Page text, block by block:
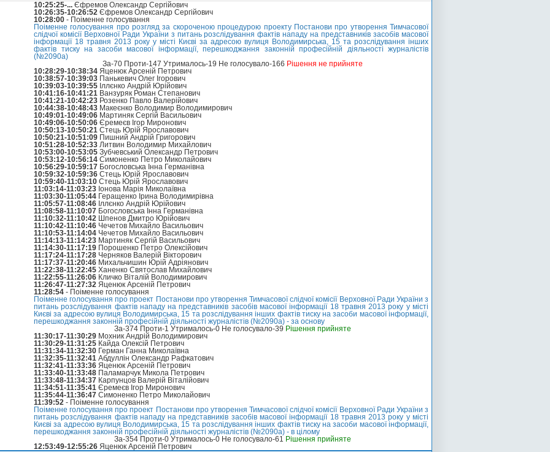
10:25:25-... Єфремов Олександр Сергійович
10:26:35-10:26:52 Єфремов Олександр Сергійович
10:28:00 - Поіменне голосування
Поіменне голосування про розгляд за скороченою процедурою проекту Постанови про утворення Тимчасової
слідчої комісії Верховної Ради України з питань розслідування фактів нападу на представників засобів масової
інформації 18 травня 2013 року у місті Києві за адресою вулиця Володимирська, 15 та розслідування інших
фактів тиску на засоби масової інформації, перешкоджання законній професійній діяльності журналістів
(№2090а)
За-70 Проти-147 Утрималось-19 Не голосувало-166 Рішення не прийняте
10:28:29-10:38:34 Яценюк Арсеній Петрович
10:38:57-10:39:03 Панькевич Олег Ігорович
10:39:03-10:39:55 Іллєнко Андрій Юрійович
10:41:16-10:41:21 Ванзуряк Роман Степанович
10:41:21-10:42:23 Розенко Павло Валерійович
10:44:38-10:48:43 Макеєнко Володимир Володимирович
10:49:01-10:49:06 Мартиняк Сергій Васильович
10:49:06-10:50:06 Єремеєв Ігор Миронович
10:50:13-10:50:21 Стець Юрій Ярославович
10:50:21-10:51:09 Пишний Андрій Григорович
10:51:28-10:52:33 Литвин Володимир Михайлович
10:53:00-10:53:05 Зубчевський Олександр Петрович
10:53:12-10:56:14 Симоненко Петро Миколайович
10:56:29-10:59:17 Богословська Інна Германівна
10:59:32-10:59:36 Стець Юрій Ярославович
10:59:40-11:03:10 Стець Юрій Ярославович
11:03:14-11:03:23 Іонова Марія Миколаївна
11:03:30-11:05:44 Геращенко Ірина Володимирівна
11:05:57-11:08:46 Іллєнко Андрій Юрійович
11:08:58-11:10:07 Богословська Інна Германівна
11:10:32-11:10:42 Шпенов Дмитро Юрійович
11:10:42-11:10:46 Чечетов Михайло Васильович
11:10:53-11:14:04 Чечетов Михайло Васильович
11:14:13-11:14:23 Мартиняк Сергій Васильович
11:14:30-11:17:19 Порошенко Петро Олексійович
11:17:24-11:17:28 Черняков Валерій Вікторович
11:17:37-11:20:46 Михальчишин Юрій Адріянович
11:22:38-11:22:45 Ханенко Святослав Михайлович
11:22:55-11:26:06 Кличко Віталій Володимирович
11:26:47-11:27:32 Яценюк Арсеній Петрович
11:28:54 - Поіменне голосування
Поіменне голосування про проект Постанови про утворення Тимчасової слідчої комісії Верховної Ради України з
питань розслідування фактів нападу на представників засобів масової інформації 18 травня 2013 року у місті
Києві за адресою вулиця Володимирська, 15 та розслідування інших фактів тиску на засоби масової інформації,
перешкоджання законній професійній діяльності журналістів (№2090а) - за основу
За-374 Проти-1 Утрималось-0 Не голосувало-39 Рішення прийняте
11:30:17-11:30:29 Мохник Андрій Володимирович
11:30:29-11:31:25 Кайда Олексій Петрович
11:31:34-11:32:30 Герман Ганна Миколаївна
11:32:35-11:32:41 Абдуллін Олександр Рафкатович
11:32:41-11:33:36 Яценюк Арсеній Петрович
11:33:40-11:33:48 Паламарчук Микола Петрович
11:33:48-11:34:37 Карпунцов Валерій Віталійович
11:34:51-11:35:41 Єремеєв Ігор Миронович
11:35:44-11:36:47 Симоненко Петро Миколайович
11:39:52 - Поіменне голосування
Поіменне голосування про проект Постанови про утворення Тимчасової слідчої комісії Верховної Ради України з
питань розслідування фактів нападу на представників засобів масової інформації 18 травня 2013 року у місті
Києві за адресою вулиця Володимирська, 15 та розслідування інших фактів тиску на засоби масової інформації,
перешкоджання законній професійній діяльності журналістів (№2090а) - в цілому
За-354 Проти-0 Утрималось-0 Не голосувало-61 Рішення прийняте
12:53:49-12:55:26 Яценюк Арсеній Петрович